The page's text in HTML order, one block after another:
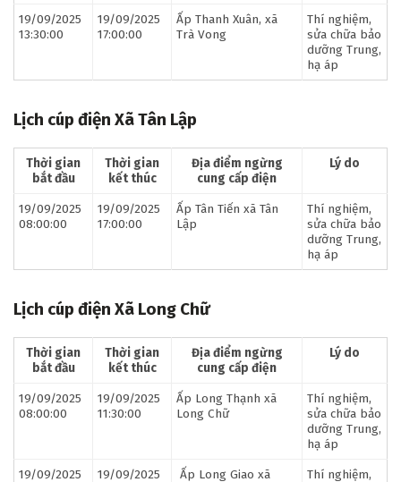
19/09/2025
13:30:00
19/09/2025
17:00:00
Ấp Thanh Xuân, xã
Trà Vong
Thí nghiệm,
sửa chữa bảo
dưỡng Trung,
hạ áp
Lịch cúp điện Xã Tân Lập
Thời gian
bắt đầu
Thời gian
kết thúc
Địa điểm ngừng
cung cấp điện
Lý do
19/09/2025
08:00:00
19/09/2025
17:00:00
Ấp Tân Tiến xã Tân
Lập
Thí nghiệm,
sửa chữa bảo
dưỡng Trung,
hạ áp
Lịch cúp điện Xã Long Chữ
Thời gian
bắt đầu
Thời gian
kết thúc
Địa điểm ngừng
cung cấp điện
Lý do
19/09/2025
08:00:00
19/09/2025
11:30:00
Ấp Long Thạnh xã
Long Chữ
Thí nghiệm,
sửa chữa bảo
dưỡng Trung,
hạ áp
19/09/2025
19/09/2025
Ấp Long Giao xã
Thí nghiệm,